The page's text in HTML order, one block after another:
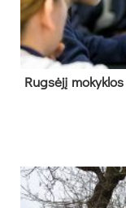
Rug­sė­jį